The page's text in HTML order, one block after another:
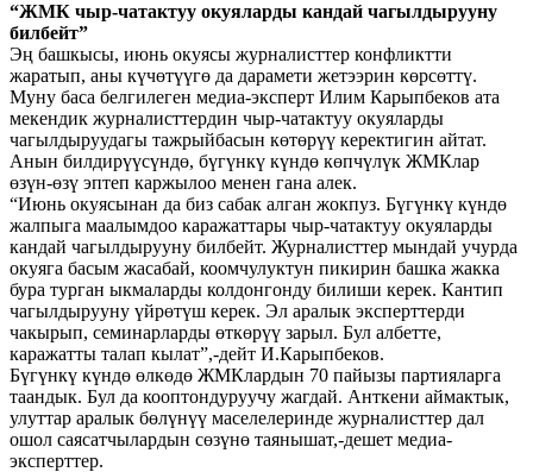
“ЖМК чыр-чатактуу окуяларды кандай чагылдырууну
билбейт”
Эң башкысы, июнь окуясы журналисттер конфликтти
жаратып, аны күчөтүүгө да дарамети жетээрин көрсөттү.
Муну баса белгилеген медиа-эксперт Илим Карыпбеков ата
мекендик журналисттердин чыр-чатактуу окуяларды
чагылдыруудагы тажрыйбасын көтөрүү керектигин айтат.
Анын билдирүүсүндө, бүгүнкү күндө көпчүлүк ЖМКлар
өзүн-өзү эптеп каржылоо менен гана алек.
“Июнь окуясынан да биз сабак алган жокпуз. Бүгүнкү күндө
жалпыга маалымдоо каражаттары чыр-чатактуу окуяларды
кандай чагылдырууну билбейт. Журналисттер мындай учурда
окуяга басым жасабай, коомчулуктун пикирин башка жакка
бура турган ыкмаларды колдонгонду билиши керек. Кантип
чагылдырууну үйрөтүш керек. Эл аралык эксперттерди
чакырып, семинарларды өткөрүү зарыл. Бул албетте,
каражатты талап кылат”,-дейт И.Карыпбеков.
Бүгүнкү күндө өлкөдө ЖМКлардын 70 пайызы партияларга
таандык. Бул да кооптондуруучу жагдай. Анткени аймактык,
улуттар аралык бөлүнүү маселелеринде журналисттер дал
ошол саясатчылардын сөзүнө таянышат,-дешет медиа-
эксперттер.